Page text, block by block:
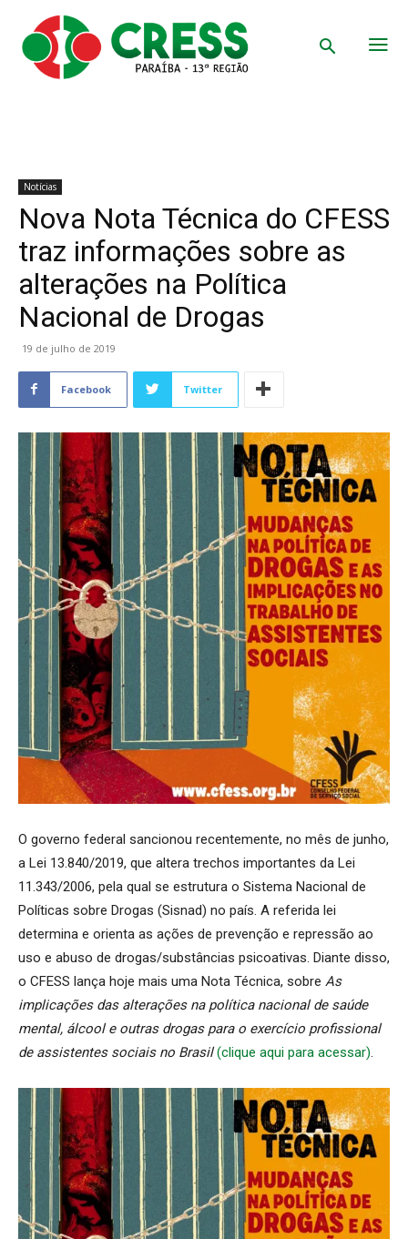
Notícias
Nova Nota Técnica do CFESS
traz informações sobre as
alterações na Política
Nacional de Drogas
19 de julho de 2019
Facebook Twitter
O governo federal sancionou recentemente, no mês de junho,
a Lei 13.840/2019, que altera trechos importantes da Lei
11.343/2006, pela qual se estrutura o Sistema Nacional de
Políticas sobre Drogas (Sisnad) no país. A referida lei
determina e orienta as ações de prevenção e repressão ao
uso e abuso de drogas/substâncias psicoativas. Diante disso,
o CFESS lança hoje mais uma Nota Técnica, sobre As
implicações das alterações na política nacional de saúde
mental, álcool e outras drogas para o exercício profissional
de assistentes sociais no Brasil (clique aqui para acessar).